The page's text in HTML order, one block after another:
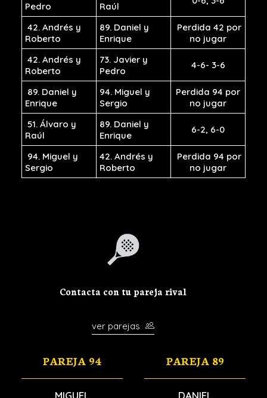
Pedro
Raúl
42. Andrés y
Roberto
89. Daniel y
Enrique
Perdida 42 por
no jugar
42. Andrés y
Roberto
73. Javier y
Pedro
4-6- 3-6
89. Daniel y
Enrique
94. Miguel y
Sergio
Perdida 94 por
no jugar
51. Álvaro y
Raúl
89. Daniel y
Enrique
6-2, 6-0
94. Miguel y
Sergio
42. Andrés y
Roberto
Perdida 94 por
no jugar
Contacta con tu pareja rival
ver parejas
PAREJA 94
MIGUEL
PAREJA 89
DANIEL